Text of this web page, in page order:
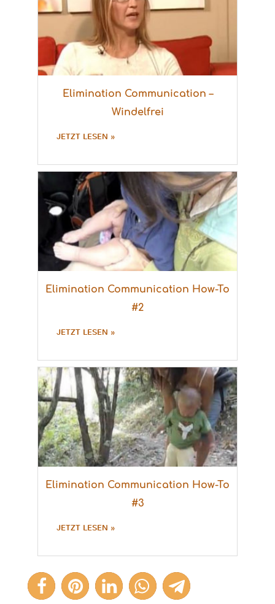
Elimination Communication –
Windelfrei
JETZT LESEN »
Elimination Communication How-To
#2
JETZT LESEN »
Elimination Communication How-To
#3
JETZT LESEN »